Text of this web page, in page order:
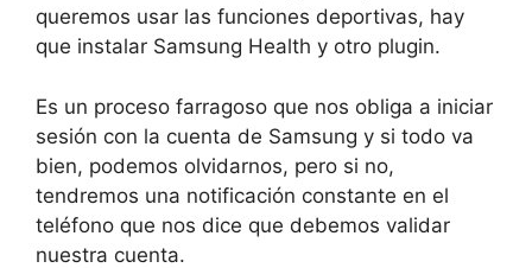
queremos usar las funciones deportivas, hay
que instalar Samsung Health y otro plugin.
Es un proceso farragoso que nos obliga a iniciar
sesión con la cuenta de Samsung y si todo va
bien, podemos olvidarnos, pero si no,
tendremos una notificación constante en el
teléfono que nos dice que debemos validar
nuestra cuenta.